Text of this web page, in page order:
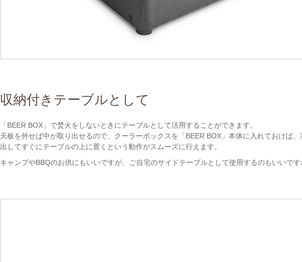
収納付きテーブルとして
「BEER BOX」で焚火をしないときにテーブルとして活用することができます。
天板を外せば中が取り出せるので、クーラーボックスを「BEER BOX」本体に入れておけば、
出してすぐにテーブルの上に置くという動作がスムーズに行えます。
キャンプやBBQのお供にもいいですが、ご自宅のサイドテーブルとして使用するのもいいです